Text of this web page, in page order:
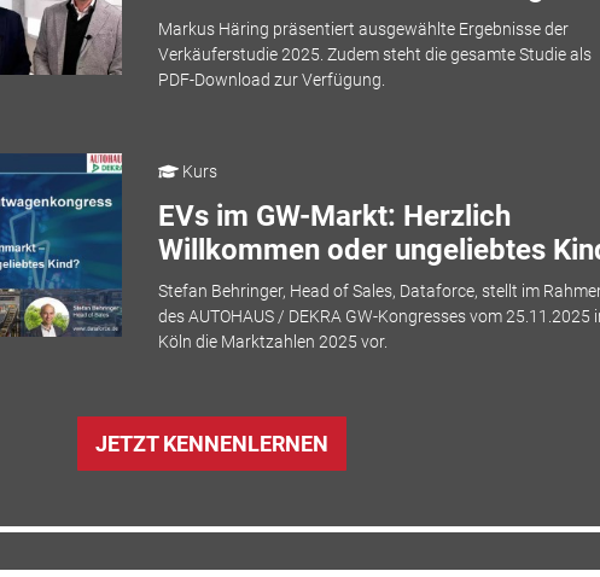
Markus Häring präsentiert ausgewählte Ergebnisse der
Verkäuferstudie 2025. Zudem steht die gesamte Studie als
PDF-Download zur Verfügung.
Kurs
EVs im GW-Markt: Herzlich
Willkommen oder ungeliebtes
Stefan Behringer, Head of Sales, Dataforce, stellt im
des AUTOHAUS / DEKRA GW-Kongresses vom 25.11.2025
Köln die Marktzahlen 2025 vor.
JETZT KENNENLERNEN